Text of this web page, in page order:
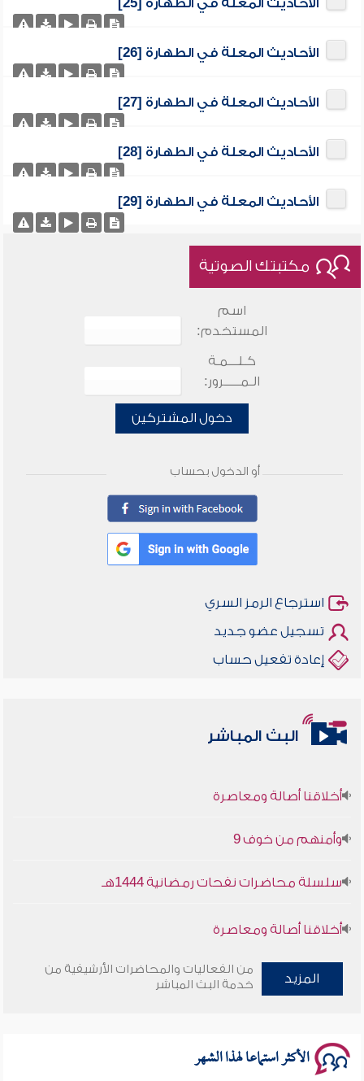
الأحاديث المعلة في الطهارة [25]
الأحاديث المعلة في الطهارة [26]
الأحاديث المعلة في الطهارة [27]
الأحاديث المعلة في الطهارة [28]
الأحاديث المعلة في الطهارة [29]
مكتبتك الصوتية
اسم
المستخدم:
كـلـــمـة
الـمـــــرور:
دخول المشتركين
أو الدخول بحساب
استرجاع الرمز السري
تسجيل عضو جديد
إعادة تفعيل حساب
البث المباشر
أخلاقنا أصالة ومعاصرة
وأمنهم من خوف 9
أخلاقنا أصالة ومعاصرة
وأمنهم من خوف 9
المزيد
من الفعاليات والمحاضرات الأرشيفية من
خدمة البث المباشر
الأكثر استماعا لهذا الشهر